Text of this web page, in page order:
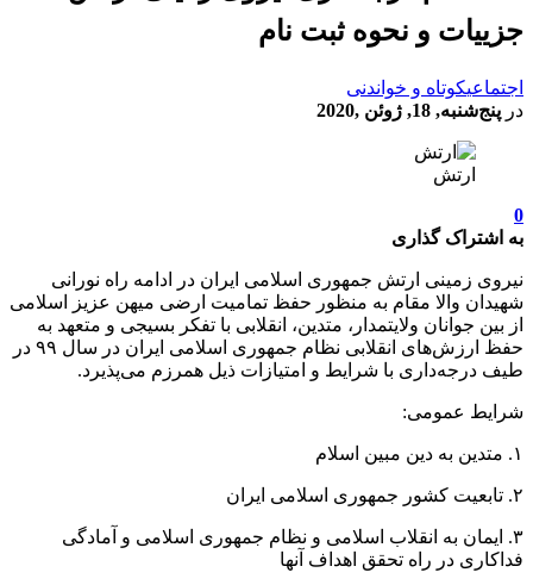
جزییات و نحوه ثبت نام
اجتماعیکوتاه و خواندنی
در پنج‌شنبه, 18, ژوئن ,2020
ارتش
0
به اشتراک گذاری
نیروی زمینی ارتش جمهوری اسلامی ایران در ادامه راه نورانی
شهیدان والا مقام به منظور حفظ تمامیت ارضی میهن عزیز اسلامی
از بین جوانان ولایتمدار، متدین، انقلابی با تفکر بسیجی و متعهد به
حفظ ارزش‌های انقلابی نظام جمهوری اسلامی ایران در سال ۹۹ در
طیف درجه‌داری با شرایط و امتیازات ذیل همرزم می‌پذیرد.
شرایط عمومی:
۱. متدین به دین مبین اسلام
۲. تابعیت کشور جمهوری اسلامی ایران
۳. ایمان به انقلاب اسلامی و نظام جمهوری اسلامی و آمادگی
فداکاری در راه تحقق اهداف آنها